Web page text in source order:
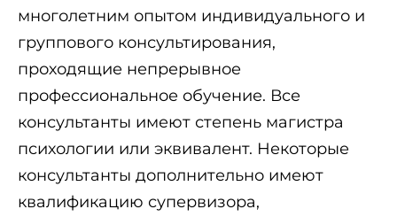
многолетним опытом индивидуального и
группового консультирования,
проходящие непрерывное
профессиональное обучение. Все
консультанты имеют степень магистра
психологии или эквивалент. Некоторые
консультанты дополнительно имеют
квалификацию супервизора,